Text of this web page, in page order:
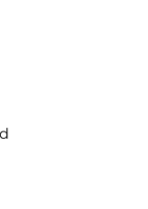
am iPhone 16
sorgt für
beim Laden
Ladegerät an oder
es im Laufe
von
aus,
vor Kratzern